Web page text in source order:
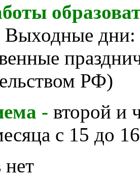
дни:
РФ)
- второй и
с 15 до